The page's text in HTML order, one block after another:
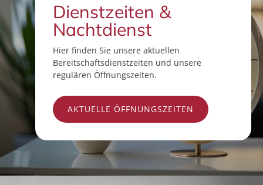
Dienstzeiten &
Nachtdienst
Hier finden Sie unsere aktuellen
Bereitschaftsdienstzeiten und unsere
regulären Öffnungszeiten.
AKTUELLE ÖFFNUNGSZEITEN